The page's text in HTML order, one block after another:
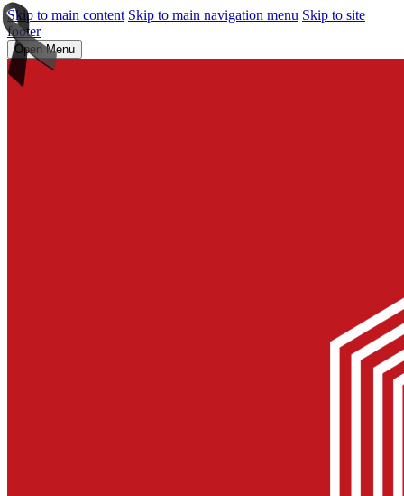
Skip to main content Skip to main navigation menu Skip to site
footer
Open Menu